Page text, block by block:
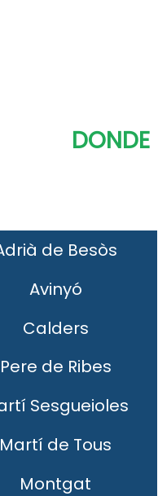
DONDE
de Besòs
Avinyó
Calders
Pere de Ribes
Sesgueioles
Martí de Tous
Montgat